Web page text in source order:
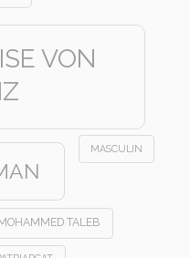
VON
MASCULIN
MOHAMMED TALEB